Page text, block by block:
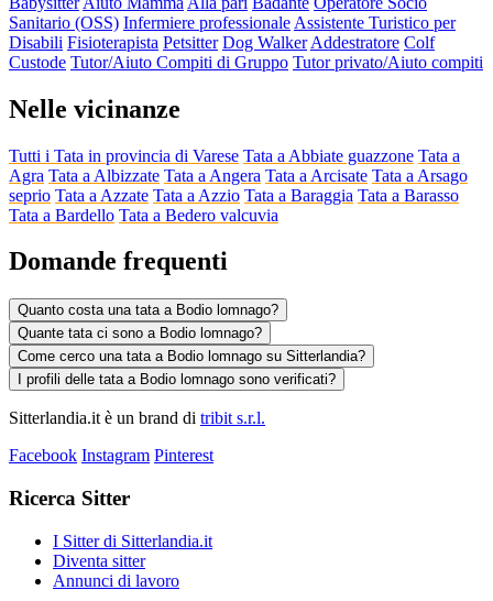
Sanitario (OSS) Infermiere professionale Assistente Turistico per
Disabili Fisioterapista Petsitter Dog Walker Addestratore Colf
Custode Tutor/Aiuto Compiti di Gruppo Tutor privato/Aiuto compiti
Nelle vicinanze
Tutti i Tata in provincia di Varese Tata a Abbiate guazzone Tata a
Agra Tata a Albizzate Tata a Angera Tata a Arcisate Tata a Arsago
seprio Tata a Azzate Tata a Azzio Tata a Baraggia Tata a Barasso
Tata a Bardello Tata a Bedero valcuvia
Domande frequenti
Quanto costa una tata a Bodio lomnago?
Quante tata ci sono a Bodio lomnago?
Come cerco una tata a Bodio lomnago su Sitterlandia?
I profili delle tata a Bodio lomnago sono verificati?
Sitterlandia.it è un brand di tribit s.r.l.
Facebook Instagram Pinterest
Ricerca Sitter
I Sitter di Sitterlandia.it
Diventa sitter
Annunci di lavoro